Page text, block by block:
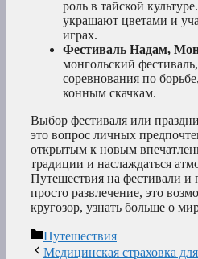
роль в тайской
украшают цветами и
играх.
Фестиваль Надам,
монгольский
соревнования по
конным скачкам.
Выбор фестиваля или
это вопрос личных
открытым к новым
традиции и наслаждаться
Путешествия на фестивали и
просто развлечение, это
кругозор, узнать больше о
Рубрики
Путешествия
Медицинская страховка